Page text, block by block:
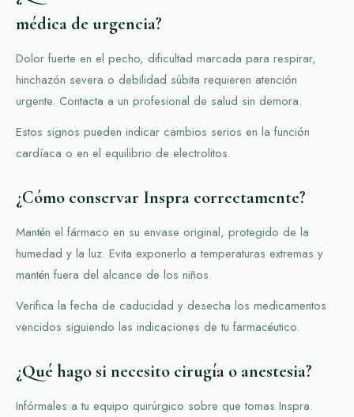
médica de urgencia?
Dolor fuerte en el pecho, dificultad marcada para respirar,
hinchazón severa o debilidad súbita requieren atención
urgente. Contacta a un profesional de salud sin demora.
Estos signos pueden indicar cambios serios en la función
cardíaca o en el equilibrio de electrolitos.
¿Cómo conservar Inspra correctamente?
Mantén el fármaco en su envase original, protegido de la
humedad y la luz. Evita exponerlo a temperaturas extremas y
mantén fuera del alcance de los niños.
Verifica la fecha de caducidad y desecha los medicamentos
vencidos siguiendo las indicaciones de tu farmacéutico.
¿Qué hago si necesito cirugía o anestesia?
Infórmales a tu equipo quirúrgico sobre que tomas Inspra.